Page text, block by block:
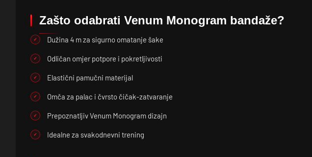
Zašto odabrati Venum Monogram bandaže?
Dužina 4 m za sigurno omatanje šake
Odličan omjer potpore i pokretljivosti
Elastični pamučni materijal
Omča za palac i čvrsto čičak-zatvaranje
Prepoznatljiv Venum Monogram dizajn
Idealne za svakodnevni trening